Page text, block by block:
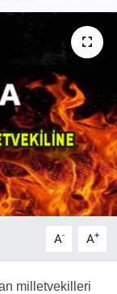
A- A+
milletvekilleri